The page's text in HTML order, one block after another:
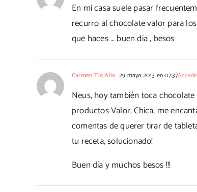
En mi casa suele pasar
recurro al chocolate valor para
que haces … buen dia , besos
Carmen Tía Alia 29 mayo 2013 en 07:37
Neus, hoy también toca
productos Valor. Chica, me
comentas de querer tirar de
tu receta, solucionado!
Buen día y muchos besos !!!